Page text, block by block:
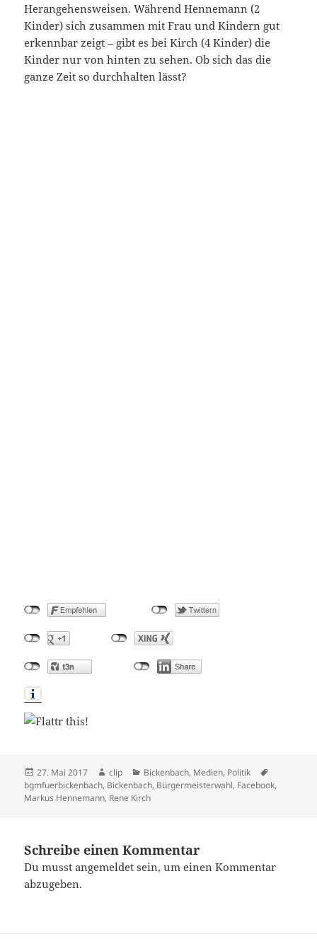
Herangehensweisen. Während Hennemann (2
Kinder) sich zusammen mit Frau und Kindern gut
erkennbar zeigt – gibt es bei Kirch (4 Kinder) die
Kinder nur von hinten zu sehen. Ob sich das die
ganze Zeit so durchhalten lässt?
Veröffentlicht
am
27. Mai 2017 Autor
clip Kategorien
Bickenbach, Medien, Politik
bgmfuerbickenbach, Bickenbach, Bürgermeisterwahl, Facebook,
Markus Hennemann, Rene Kirch
Schreibe einen Kommentar
Du musstangemeldet sein, um einen Kommentar
abzugeben.